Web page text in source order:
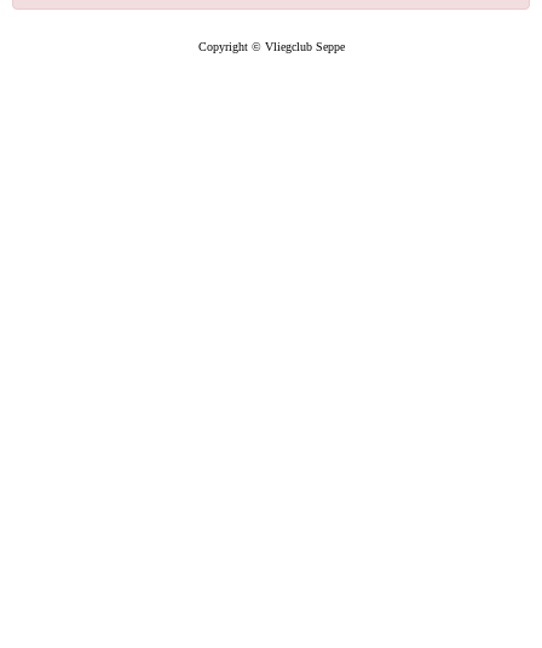
Copyright © Vliegclub Seppe